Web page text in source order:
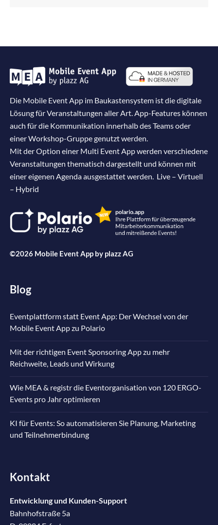
Die Mobile Event App im Baukastensystem ist die digitale
Lösung für Veranstaltungen aller Art. App-Features können
auch für die Kommunikation innerhalb des Teams oder
einer Workshop-Gruppe genutzt werden.
Mit der Option einer Multi Event App werden verschiedene
Veranstaltungen thematisch dargestellt und können mit
einer eigenen Agenda ausgestattet werden. Live – Virtuell
– Hybrid
©2026 Mobile Event App by plazz AG
Blog
Eventplattform statt Event App: Der Wechsel von der
Mobile Event App zu Polario
Mit der richtigen Event Sponsoring App zu mehr
Reichweite, Leads und Wirkung
Wie MEA & registr die Eventorganisation von 120 ERGO-
Events pro Jahr optimieren
KI für Events: So automatisieren Sie Planung, Marketing
und Teilnehmerbindung
Kontakt
Entwicklung und Kunden-Support
Bahnhofstraße 5a